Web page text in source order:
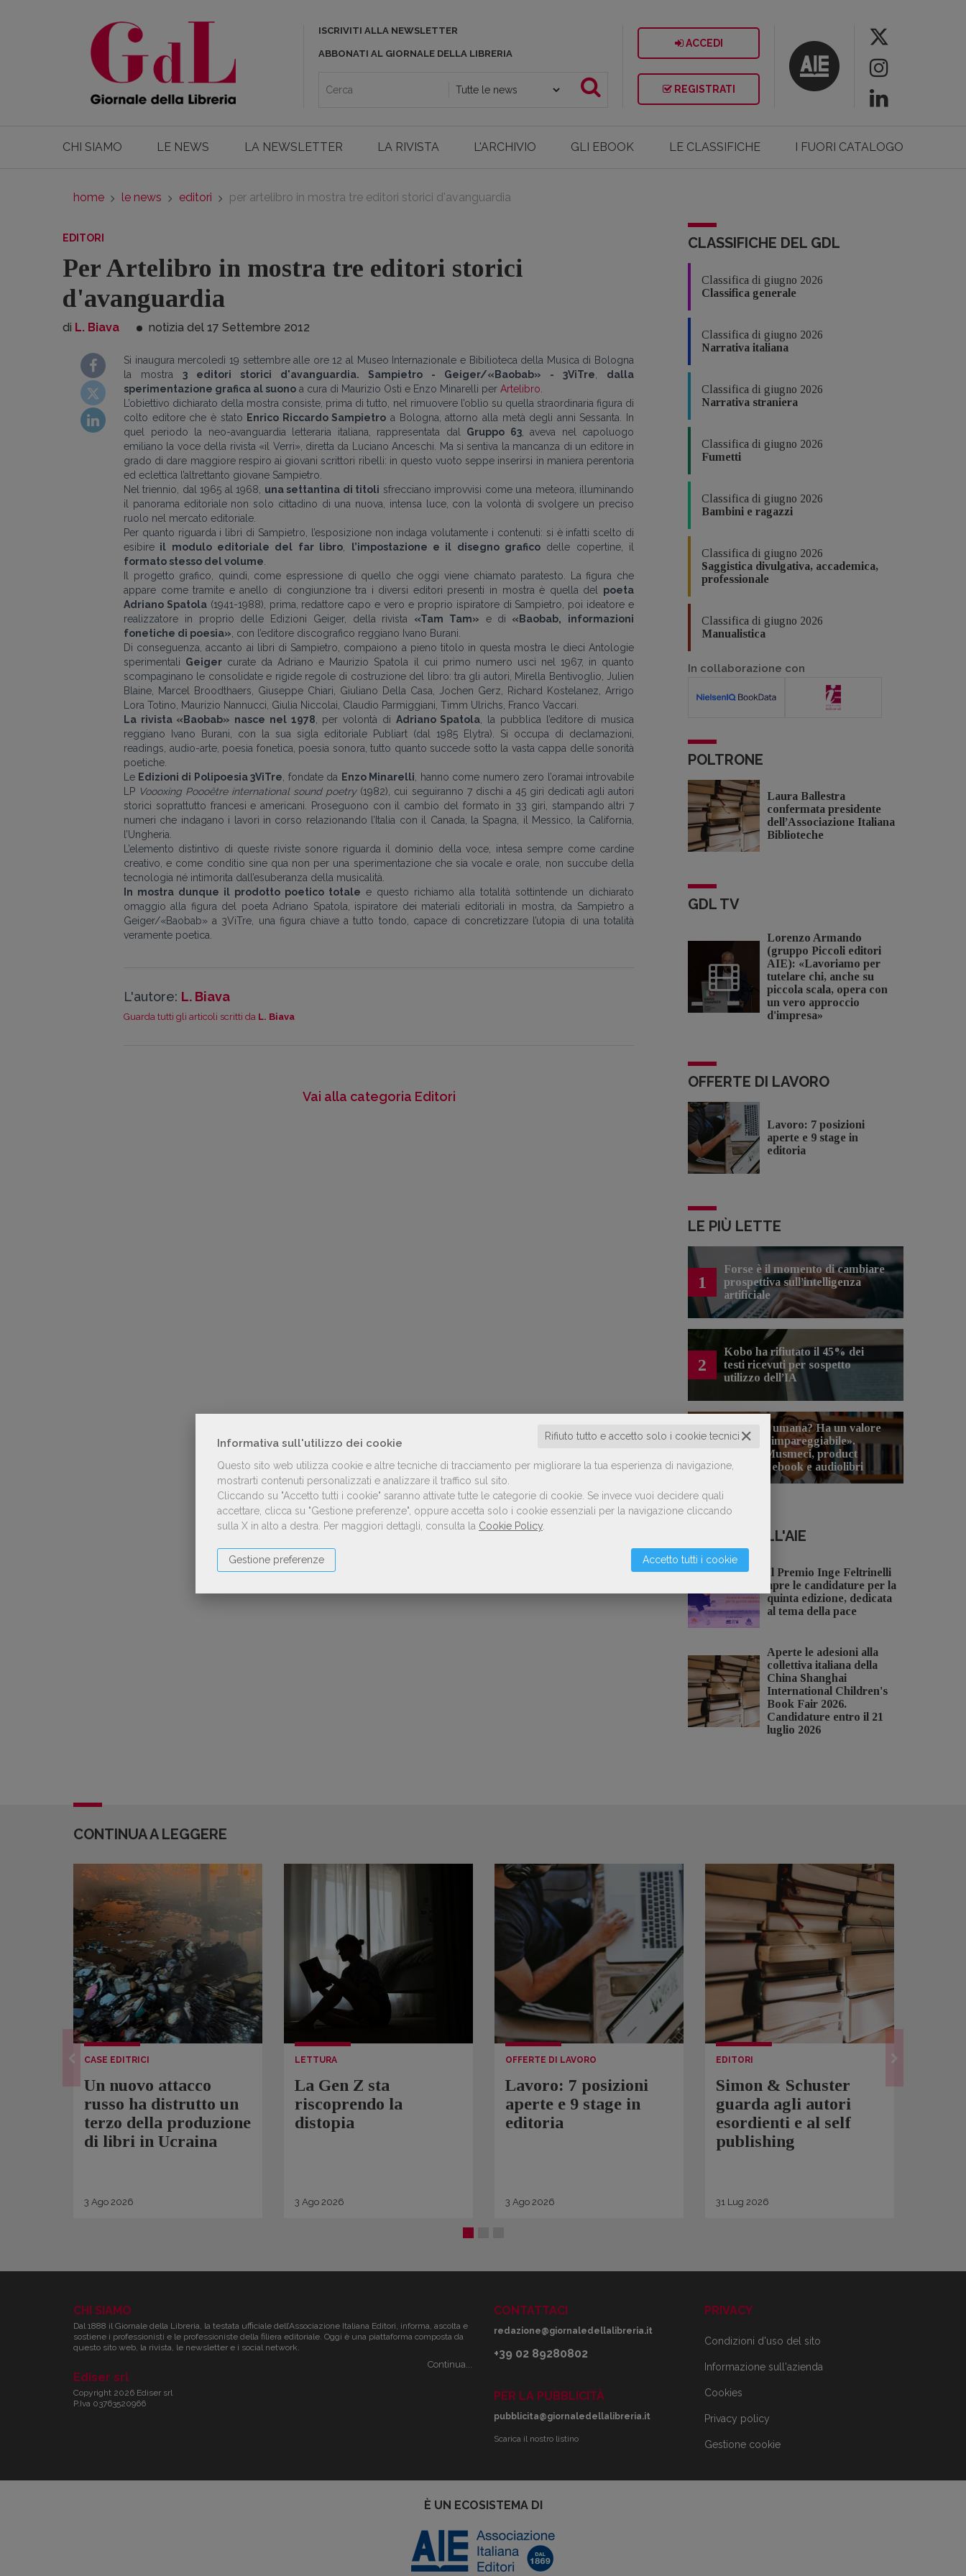
Informativa sull'utilizzo dei cookie ✕
Rifiuto tutto e accetto solo i cookie tecnici
Questo sito web utilizza cookie e altre tecniche di tracciamento per migliorare la tua esperienza di navigazione,
mostrarti contenuti personalizzati e analizzare il traffico sul sito.
Cliccando su "Accetto tutti i cookie" saranno attivate tutte le categorie di cookie. Se invece vuoi decidere quali
accettare, clicca su "Gestione preferenze", oppure accetta solo i cookie essenziali per la navigazione cliccando
sulla X in alto a destra. Per maggiori dettagli, consulta la Cookie Policy
Accetto tutti i cookie
Gestione preferenze
ISCRIVITI ALLA NEWSLETTER
ABBONATI AL GIORNALE DELLA LIBRERIA
ACCEDI
REGISTRATI
CHI SIAMO LE NEWS LA NEWSLETTER LA RIVISTA L'ARCHIVIO GLI EBOOK LE CLASSIFICHE I FUORI CATALOGO
home le news editori per artelibro in mostra tre editori storici d'avanguardia
EDITORI
Per Artelibro in mostra tre editori storici
d'avanguardia
di L. Biava notizia del 17 Settembre 2012
Si inaugura mercoledì 19 settembre alle ore 12 al Museo Internazionale e Bibilioteca della Musica di Bologna
la mostra 3 editori storici d'avanguardia. Sampietro - Geiger/«Baobab» - 3ViTre
dalla
sperimentazione grafica al suono a cura di Maurizio Osti e Enzo Minarelli per Artelibro.
L’obiettivo dichiarato della mostra consiste, prima di tutto, nel rimuovere l’oblìo su quella straordinaria figura di
colto editore che è stato Enrico Riccardo Sampietro a Bologna, attorno alla metà degli anni Sessanta. In
quel periodo la neo-avanguardia letteraria italiana, rappresentata dal Gruppo 63, aveva nel capoluogo
emiliano la voce della rivista «il Verri», diretta da Luciano Anceschi. Ma si sentiva la mancanza di un editore in
grado di dare maggiore respiro ai giovani scrittori ribelli: in questo vuoto seppe inserirsi in maniera perentoria
ed eclettica l’altrettanto giovane Sampietro.
Nel triennio, dal 1965 al 1968, una settantina di titoli sfrecciano improvvisi come una meteora, illuminando
il panorama editoriale non solo cittadino di una nuova, intensa luce, con la volontà di svolgere un preciso
ruolo nel mercato editoriale.
Per quanto riguarda i libri di Sampietro, l’esposizione non indaga volutamente i contenuti: si è infatti scelto di
esibire il modulo editoriale del far libro l’impostazione e il disegno graficodelle copertine, il
formato stesso del volume
Il progetto grafico, quindi, come espressione di quello che oggi viene chiamato paratesto. La figura che
appare come tramite e anello di congiunzione tra i diversi editori presenti in mostra è quella del poeta
Adriano Spatola(1941-1988), prima, redattore capo e vero e proprio ispiratore di Sampietro, poi ideatore e
realizzatore in proprio delle Edizioni Geiger, della rivista «Tam Tam» e di «Baobab,
informazioni
fonetiche di poesia» , con l’editore discografico reggiano Ivano Burani.
Di conseguenza, accanto ai libri di Sampietro, compaiono a pieno titolo in questa mostra le dieci Antologie
sperimentali Geiger curate da Adriano e Maurizio Spatola il cui primo numero uscì nel 1967, in quanto
scompaginano le consolidate e rigide regole di costruzione del libro: tra gli autori, Mirella Bentivoglio, Julien
Blaine, Marcel Broodthaers, Giuseppe Chiari, Giuliano Della Casa, Jochen Gerz, Richard Kostelanez, Arrigo
Lora Totino, Maurizio Nannucci, Giulia Niccolai, Claudio Parmiggiani, Timm Ulrichs, Franco Vaccari.
La rivista «Baobab» nasce nel 1978 , per volontà di Adriano Spatola , la pubblica l’editore di musica
reggiano Ivano Burani, con la sua sigla editoriale Publiart (dal 1985 Elytra). Si occupa di declamazioni,
readings, audio-arte, poesia fonetica, poesia sonora, tutto quanto succede sotto la vasta cappa delle sonorità
poetiche.
Le Edizioni di Polipoesia 3ViTre , fondate da Enzo Minarelli , hanno come numero zero l’oramai introvabile
LP Voooxing Poooêtre international sound poetry(1982), cui seguiranno 7 dischi a 45 giri dedicati agli autori
storici soprattutto francesi e americani. Proseguono con il cambio del formato in 33 giri, stampando altri 7
numeri che indagano i lavori in corso relazionando l’Italia con il Canada, la Spagna, il Messico, la California,
l’Ungheria.
L’elemento distintivo di queste riviste sonore riguarda il dominio della voce, intesa sempre come cardine
creativo, e come conditio sine qua non per una sperimentazione che sia vocale e orale, non succube della
tecnologia né intimorita dall’esuberanza della musicalità.
In mostra dunque il prodotto poetico totale e questo richiamo alla totalità sottintende un dichiarato
omaggio alla figura del poeta Adriano Spatola, ispiratore dei materiali editoriali in mostra, da Sampietro a
Geiger/«Baobab» a 3ViTre, una figura chiave a tutto tondo, capace di concretizzare l’utopia di una totalità
veramente poetica.
L'autore: L. Biava
Guarda tutti gli articoli scritti da L. Biava
Vai alla categoria Editori
CLASSIFICHE DEL GDL
Classifica di giugno 2026
Classifica generale
Classifica di giugno 2026
Narrativa italiana
Classifica di giugno 2026
Narrativa straniera
Classifica di giugno 2026
Fumetti
Classifica di giugno 2026
Bambini e ragazzi
Classifica di giugno 2026
Saggistica divulgativa, accademica,
professionale
Classifica di giugno 2026
Manualistica
In collaborazione con
POLTRONE
Laura Ballestra
confermata presidente
dell’Associazione Italiana
Biblioteche
GDL TV
Lorenzo Armando
(gruppo Piccoli editori
AIE): «Lavoriamo per
tutelare chi, anche su
piccola scala, opera con
un vero approccio
d'impresa»
OFFERTE DI LAVORO
Lavoro: 7 posizioni
aperte e 9 stage in
editoria
LE PIÙ LETTE
1
Forse è il momento di cambiare
prospettiva sull’intelligenza
artificiale
2
Kobo ha rifiutato il 45% dei
testi ricevuti per sospetto
utilizzo dell’IA
«La voce umana? Ha un valore
aggiunto impareggiabile».
Simona Musmeci, product
manager ebook e audiolibri
NOTIZIE DALL'AIE
Il Premio Inge Feltrinelli
apre le candidature per la
quinta edizione, dedicata
al tema della pace
Aperte le adesioni alla
collettiva italiana della
China Shanghai
International Children's
Book Fair 2026.
Candidature entro il 21
luglio 2026
CONTINUA A LEGGERE
CASE EDITRICI
Un nuovo attacco
russo ha distrutto un
terzo della produzione
di libri in Ucraina
3 Ago 2026
LETTURA
La Gen Z sta
riscoprendo la
distopia
3 Ago 2026
OFFERTE DI LAVORO
Lavoro: 7 posizioni
aperte e 9 stage in
editoria
3 Ago 2026
EDITORI
Simon & Schuster
guarda agli autori
esordienti e al self
publishing
31 Lug 2026
CHI SIAMO
Dal 1888 il Giornale della Libreria, la testata ufficiale dell’Associazione Italiana Editori, informa, ascolta e
sostiene i professionisti e le professioniste della filiera editoriale. Oggi è una piattaforma composta da
questo sito web, la rivista, le newsletter e i social network.
Continua...
Ediser srl
Copyright 2026 Ediser srl
P.Iva 03763520966
CONTATTACI
redazione@giornaledellalibreria.it
+39 02 89280802
PER LA PUBBLICITÀ
pubblicita@giornaledellalibreria.it
Scarica il nostro listino
PRIVACY
Condizioni d'uso del sito
Informazione sull'azienda
Cookies
Privacy policy
Gestione cookie
È UN ECOSISTEMA DI